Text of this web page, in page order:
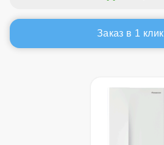
Заказ в 1 клик